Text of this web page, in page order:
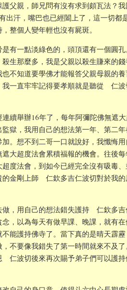
父親，師兄問有沒有求到頗瓦法？
出汗，嘴巴也已經闔上了，這一切
整個人變年輕也沒有屍斑。
有一點淡綠色的，頭頂還有一個圓
生那麼多，我是父親以殺生賺來的
不知道要學佛才能報答父親母親的
一直牢牢記得要孝順就是聽從 仁
續舉辦16年了，每年阿彌陀佛無遮
獄，我用自己的想法第一年、第二年
。想不到二哥一口就說好，我懺悔
大超度法會累積福報的機會。往後
度法會，到如今已經完全沒有吸毒
金剛上師 仁欽多吉仁波切對於我
，用自己的想法錯失護持 仁欽多吉
，以為每天有做早課、晚課，就有
護持佛寺了。當下真的是晴天霹靂
不要像我錯失了第一時間就來不及
仁波切後來再次賜予弟子們可以護